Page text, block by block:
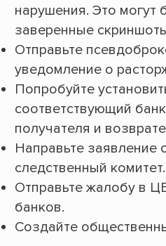
нарушения. Это могут
заверенные
Отправьте
уведомление о
Попробуйте
соответствующий
получателя и
Направьте заявление
следственный комитет.
Отправьте жалобу в
банков.
Создайте